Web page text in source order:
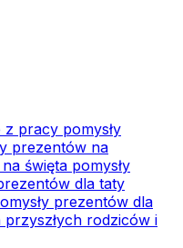
z pracy pomysły
prezentów na
święta pomysły
dla taty
prezentów dla
przyszłych rodziców i